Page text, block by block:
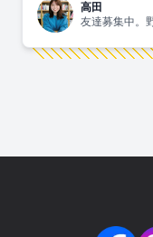
高田
友達募集中。